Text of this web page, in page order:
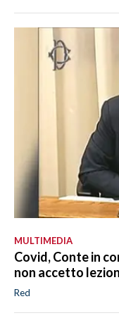
MULTIMEDIA
Covid, Conte in
non accetto
Red